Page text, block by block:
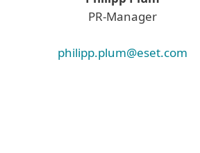
PR-Manager
philipp.plum@eset.com